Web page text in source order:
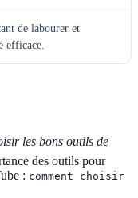
de labourer et
efficace.
les bons outils de
des outils pour
: comment choisir